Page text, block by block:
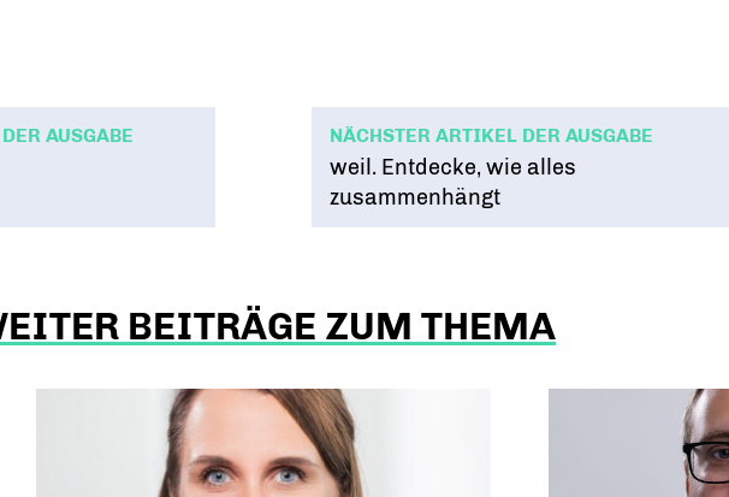
AUSGABE NÄCHSTER ARTIKEL DER AUSGABE
weil. Entdecke, wie alles
zusammenhängt
BEITRÄGE ZUM THEMA